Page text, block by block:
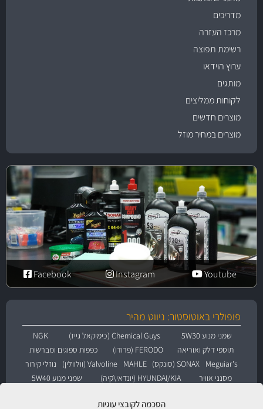
הסכמה לקובצי עוגיות
מדריכים
מרכז העזרה
רשימת תפוצה
ערוץ הוידאו
מותגים
לקוחות ממליצים
מוצרים חדשים
מוצרים במחיר מוזל
Youtube
Instagram
Facebook
פופולרי באוטוסטור: ניווט מהיר
שמני מנוע 5W30 Chemical Guys (כימיקאל גייז)
NGK
תוספי דלק ואוריאה
FERODO (פרודו)
כפפות ספוגים ומברשות
Meguiar's
SONAX (סונקס) MAHLE Valvoline (וולוולין)
נוזלי קירור
מסנני אוויר
HYUNDAI/KIA (יונדאי\קיה)
שמני מנוע 5W40
שמני מנוע 10W40 תוספי שמן